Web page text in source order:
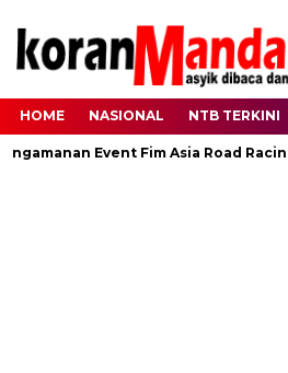
HOME NASIONAL NTB TERKINI
Event Fim Asia Road Racing